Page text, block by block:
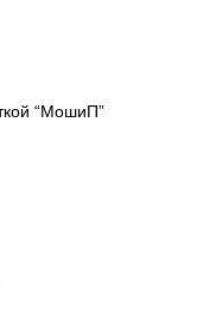
“МошиП”